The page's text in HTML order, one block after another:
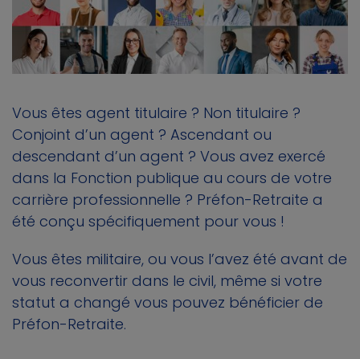
Vous êtes agent titulaire ? Non titulaire ?
Conjoint d’un agent ? Ascendant ou
descendant d’un agent ? Vous avez exercé
dans la Fonction publique au cours de votre
carrière professionnelle ? Préfon-Retraite a
été conçu spécifiquement pour vous !
Vous êtes militaire, ou vous l’avez été avant de
vous reconvertir dans le civil, même si votre
statut a changé vous pouvez bénéficier de
Préfon-Retraite.